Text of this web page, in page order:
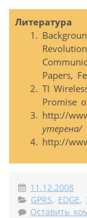
Литература
Papers,
TI
Promise
http://
утерена/
http://
11.12.2008
GPRS, EDGE,
Оставить